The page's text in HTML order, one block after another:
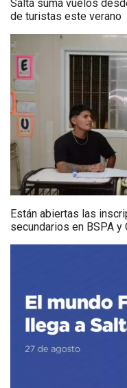
Salta suma vuelos
de turistas este verano
Están abiertas las
secundarios en BSPA y